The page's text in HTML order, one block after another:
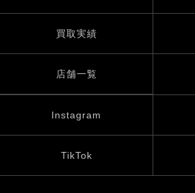
買取実績
店舗一覧
Instagram
TikTok